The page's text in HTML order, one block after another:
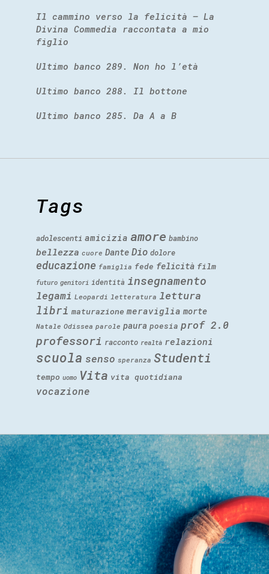
Il cammino verso la felicità – La
Divina Commedia raccontata a mio
figlio
Ultimo banco 289. Non ho l’età
Ultimo banco 288. Il bottone
Ultimo banco 285. Da A a B
Tags
adolescenti amicizia amore bambino
bellezza cuore Dante Dio dolore
educazione famiglia fede felicità film
futuro genitori identità insegnamento
legami Leopardi letteratura lettura
libri maturazione meraviglia morte
Natale Odissea parole paura poesia prof 2.0
professori racconto realtà relazioni
scuola senso speranza Studenti
tempo uomo Vita vita quotidiana
vocazione